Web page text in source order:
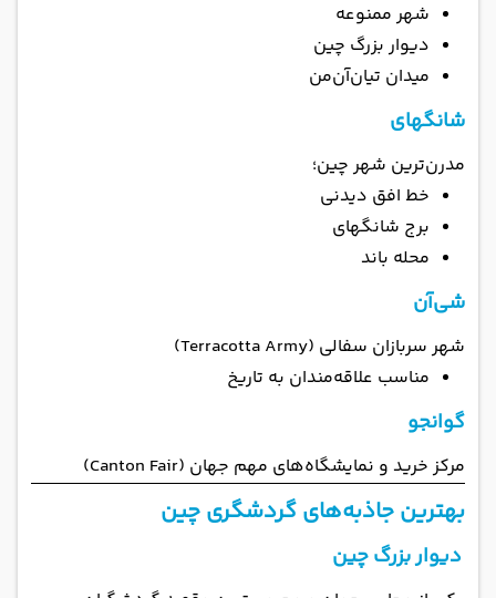
شهر ممنوعه
دیوار بزرگ چین
میدان تیان‌آن‌من
شانگهای
مدرن‌ترین شهر چین؛
خط افق دیدنی
برج شانگهای
محله باند
شی‌آن
شهر سربازان سفالی (Terracotta Army)
مناسب علاقه‌مندان به تاریخ
گوانجو
مرکز خرید و نمایشگاه‌های مهم جهان (Canton Fair)
بهترین جاذبه‌های گردشگری چین
دیوار بزرگ چین